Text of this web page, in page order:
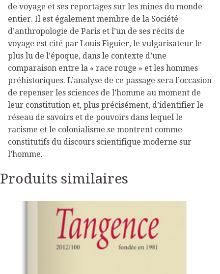
de voyage et ses reportages sur les mines du monde
entier. Il est également membre de la Société
d’anthropologie de Paris et l’un de ses récits de
voyage est cité par Louis Figuier, le vulgarisateur le
plus lu de l’époque, dans le contexte d’une
comparaison entre la « race rouge » et les hommes
préhistoriques. L’analyse de ce passage sera l’occasion
de repenser les sciences de l’homme au moment de
leur constitution et, plus précisément, d’identifier le
réseau de savoirs et de pouvoirs dans lequel le
racisme et le colonialisme se montrent comme
constitutifs du discours scientifique moderne sur
l’homme.
Produits similaires